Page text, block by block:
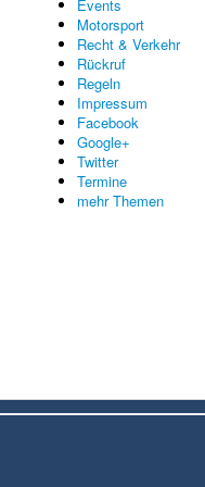
Events
Motorsport
Recht & Verkehr
Rückruf
Regeln
Impressum
Facebook
Google+
Twitter
Termine
mehr Themen